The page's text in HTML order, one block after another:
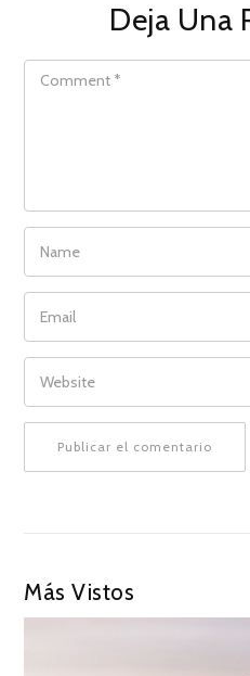
Deja Una
COMMENT
NAME
EMAIL
WEBSITE
Más Vistos